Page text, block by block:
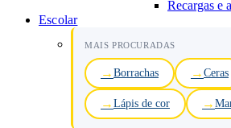
Recargas e
Escolar
MAIS PROCURADAS
Borrachas Ceras
Lápis de cor